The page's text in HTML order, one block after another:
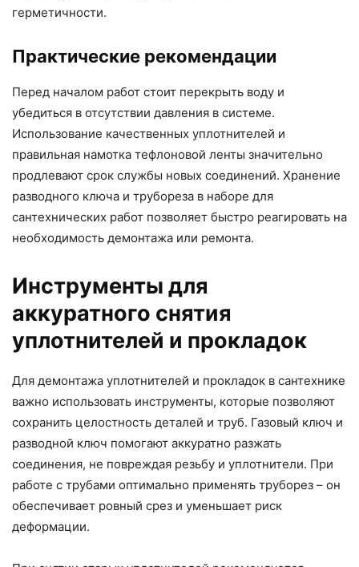
герметичности.
Практические рекомендации
Перед началом работ стоит перекрыть воду и
убедиться в отсутствии давления в системе.
Использование качественных уплотнителей и
правильная намотка тефлоновой ленты значительно
продлевают срок службы новых соединений. Хранение
разводного ключа и трубореза в наборе для
сантехнических работ позволяет быстро реагировать на
необходимость демонтажа или ремонта.
Инструменты для
аккуратного снятия
уплотнителей и прокладок
Для демонтажа уплотнителей и прокладок в сантехнике
важно использовать инструменты, которые позволяют
сохранить целостность деталей и труб. Газовый ключ и
разводной ключ помогают аккуратно разжать
соединения, не повреждая резьбу и уплотнители. При
работе с трубами оптимально применять труборез – он
обеспечивает ровный срез и уменьшает риск
деформации.